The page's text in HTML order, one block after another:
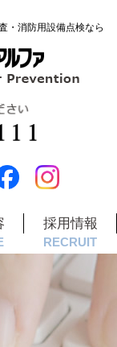
・消防用設備点検なら
採用情報
RECRUIT